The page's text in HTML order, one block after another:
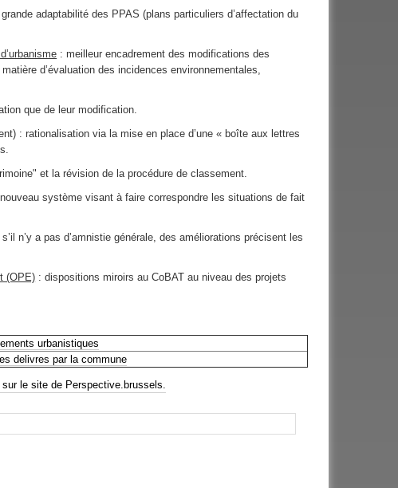
adaptabilité des PPAS (plans particuliers d’affectation du
: meilleur encadrement des modifications des
d’évaluation des incidences environnementales,
que de leur modification.
: rationalisation via la mise en place d’une « boîte aux lettres
et la révision de la procédure de classement.
système visant à faire correspondre les situations de fait
n’y a pas d’amnistie générale, des améliorations précisent les
(OPE) : dispositions miroirs au CoBAT au niveau des projets
urbanistiques
delivres par la commune
le site de Perspective.brussels.